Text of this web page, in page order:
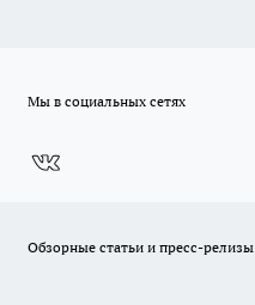
Мы в социальных сетях
Обзорные статьи и пресс-релизы